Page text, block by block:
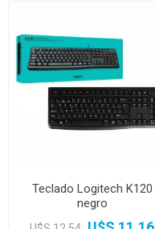
Teclado Logitech K120
negro